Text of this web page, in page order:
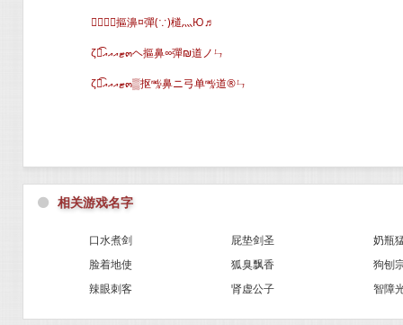
╭╭摳濞¤彈(∵)檤灬Ю♬
ζั͡ޓއއއ๓ヘ摳鼻∞彈₪道ノㄣ
ζั͡ޓއއއ๓▒抠㎯鼻ニ弓单㎯道®ㄣ
⚫ 相关游戏名字
口水煮剑 屁垫剑圣
奶瓶
脸着地使
狐臭飘香
狗刨
辣眼刺客
肾虚公子 智障